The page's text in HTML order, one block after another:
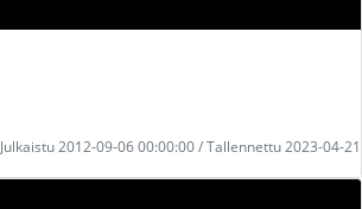
Julkaistu 2012-09-06 00:00:00 / Tallennettu 2023-04-21